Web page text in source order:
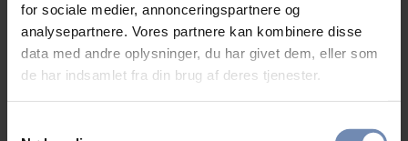
for sociale medier, annonceringspartnere og
analysepartnere. Vores partnere kan kombinere disse
data med andre oplysninger, du har givet dem, eller som
de har indsamlet fra din brug af deres tjenester.